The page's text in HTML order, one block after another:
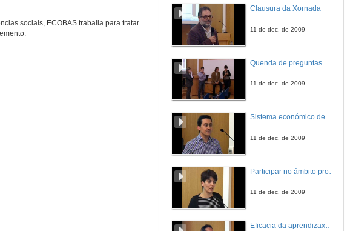
sociais, ECOBAS traballa para tratar
Clausura da Xornada
11 de dec. de 2009
Quenda de preguntas
11 de dec. de 2009
Sistema económico de videoconferencia intercampus para a impartición de leccións no Mestrado Interuniversitario de Fotónica e Tecnoloxías do Láser
11 de dec. de 2009
11 de dec. de 2009
Eficacia da aprendizaxe cooperativa e por tarefas: experiencia nunha materia adaptada ao EEES